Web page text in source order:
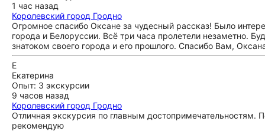
1 час назад
Королевский город Гродно
Огромное спасибо Оксане за чудесный рассказ! Было
города и Белоруссии. Всё три часа пролетели незаметно.
знатоком своего города и его прошлого. Спасибо Вам,
Е
Екатерина
Опыт: 3 экскурсии
9 часов назад
Королевский город Гродно
Отличная экскурсия по главным
рекомендую